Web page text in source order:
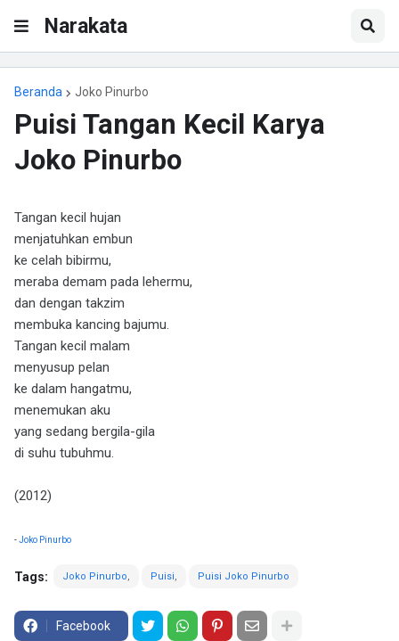
Narakata
Beranda Joko Pinurbo
Puisi Tangan Kecil Karya
Joko Pinurbo
Tangan kecil hujan
menjatuhkan embun
ke celah bibirmu,
meraba demam pada lehermu,
dan dengan takzim
membuka kancing bajumu.
Tangan kecil malam
menyusup pelan
ke dalam hangatmu,
menemukan aku
yang sedang bergila-gila
di suhu tubuhmu.
(2012)
-Joko Pinurbo
Tags: Joko Pinurbo Puisi Puisi Joko Pinurbo
Facebook